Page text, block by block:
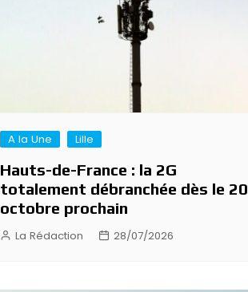
A la Une Lille
Hauts-de-France : la 2G
totalement débranchée dès le 20
octobre prochain
La Rédaction 28/07/2026